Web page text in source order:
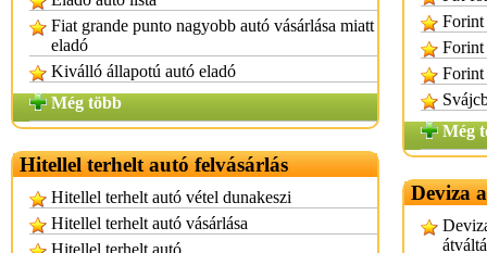
Fiat grande punto nagyobb autó vásárlása miatt
eladó
Kiválló állapotú autó eladó
Még több
Hitellel terhelt autó felvásárlás
Hitellel terhelt autó vétel dunakeszi
Hitellel terhelt autó vásárlása
Hitellel terhelt autó
Forint
Forint
Forint
Még
Deviza